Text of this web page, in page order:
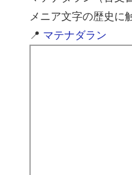
メニア文字の歴史に
📍 マテナダラン